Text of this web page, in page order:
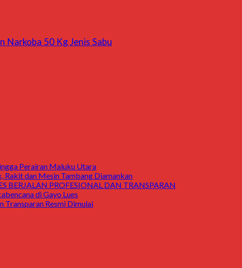
Narkoba 50 Kg Jenis Sabu
Perairan Maluku Utara
Rakit dan Mesin Tambang Diamankan
BERJALAN PROFESIONAL DAN TRANSPARAN
di Gayo Lues
Transparan Resmi Dimulai